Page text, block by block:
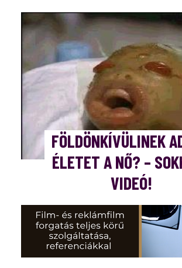
FÖLDÖNKÍVÜLINEK
ÉLETET A NŐ? –
VIDEÓ!